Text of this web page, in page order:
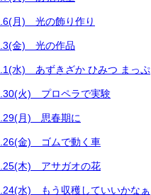
月) 光の飾り作り
金) 光の作品
水) あずきざか ひみつ まっぷ
火) プロペラで実験
月) 思春期に
金) ゴムで動く車
木) アサガオの花
水) もう収穫していいかなぁ